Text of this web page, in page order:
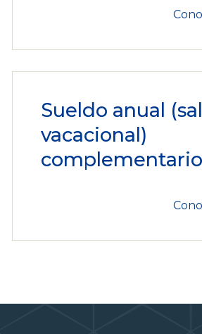
Sueldo anual
vacacional)
complementario